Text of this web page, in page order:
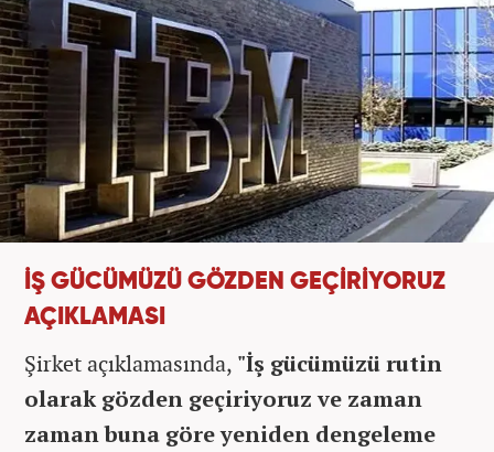
İŞ GÜCÜMÜZÜ GÖZDEN GEÇİRİYORUZ
AÇIKLAMASI
Şirket açıklamasında, "İş gücümüzü rutin
olarak gözden geçiriyoruz ve zaman
zaman buna göre yeniden dengeleme